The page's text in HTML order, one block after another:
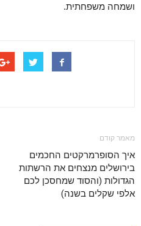
ושמחה משפחתית.
מאמר קודם
איך הסופרמרקטים החכמים
בירושלים מנצחים את הרשתות
הגדולות (והסוד שמחסכן לכם
אלפי שקלים בשנה)